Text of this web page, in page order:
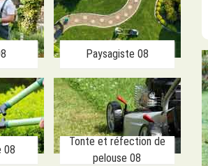
Paysagiste 08
08
Tonte et réfection de
pelouse 08